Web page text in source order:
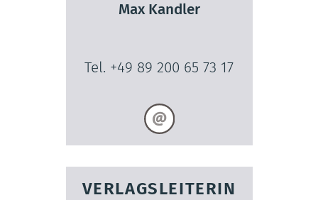
Max Kandler
Tel. +49 89 200 65 73 17
VERLAGSLEITERIN